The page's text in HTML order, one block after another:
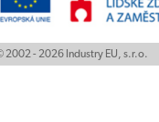
- 2026 Industry EU, s.r.o.